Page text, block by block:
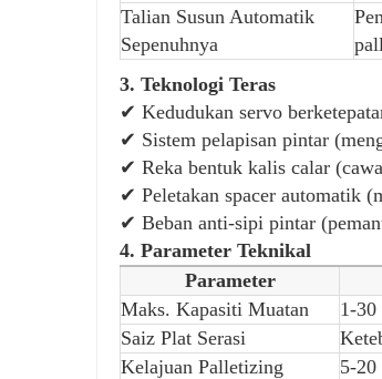
Talian Susun Automatik
Sepenuhnya
3. Teknologi Teras
✔ Kedudukan servo
✔ Sistem pelapisan pintar
✔ Reka bentuk kalis calar
✔ Peletakan spacer automatik
✔ Beban anti-sipi pintar
4. Parameter Teknikal
Parameter
Maks. Kapasiti Muatan
1-30
Saiz Plat Serasi
Kelajuan Palletizing
5-20